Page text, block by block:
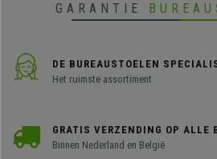
GARANTIE
DE BUREAUSTOELEN
Het ruimste assortiment
GRATIS VERZENDING OP ALLE
Binnen Nederland en België